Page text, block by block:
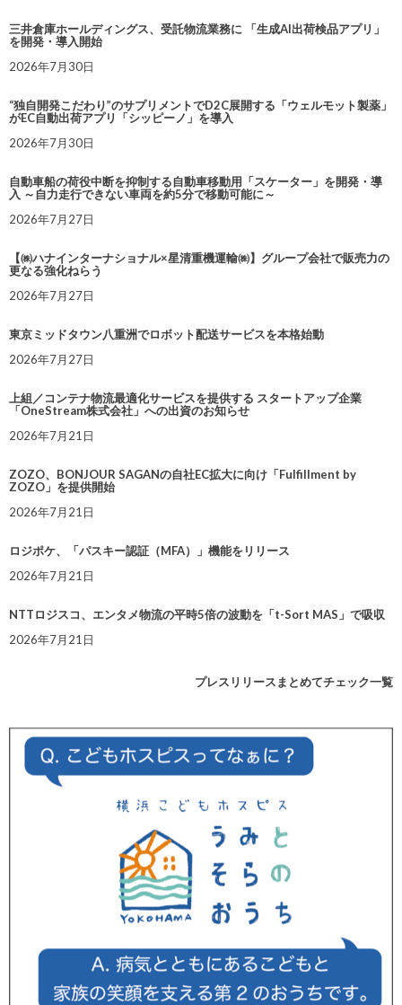
三井倉庫ホールディングス、受託物流業務に 「生成AI出荷検品アプリ」
を開発・導入開始
2026年7月30日
“独自開発こだわり”のサプリメントでD2C展開する「ウェルモット製薬」
がEC自動出荷アプリ「シッピーノ」を導入
2026年7月30日
自動車船の荷役中断を抑制する自動車移動用「スケーター」を開発・導
入 ～自力走行できない車両を約5分で移動可能に～
2026年7月27日
【㈱ハナインターナショナル×星清重機運輸㈱】グループ会社で販売力の
更なる強化ねらう
2026年7月27日
東京ミッドタウン八重洲でロボット配送サービスを本格始動
2026年7月27日
上組／コンテナ物流最適化サービスを提供する スタートアップ企業
「OneStream株式会社」への出資のお知らせ
2026年7月21日
ZOZO、BONJOUR SAGANの自社EC拡大に向け「Fulfillment by
ZOZO」を提供開始
2026年7月21日
ロジポケ、「パスキー認証（MFA）」機能をリリース
2026年7月21日
NTTロジスコ、エンタメ物流の平時5倍の波動を「t-Sort MAS」で吸収
2026年7月21日
プレスリリースまとめてチェック一覧